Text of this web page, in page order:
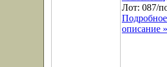
Лот: 087/
Подробное
описание »